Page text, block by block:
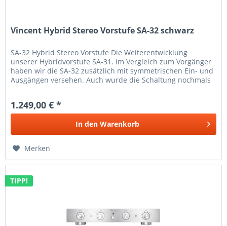
Vincent Hybrid Stereo Vorstufe SA-32 schwarz
SA-32 Hybrid Stereo Vorstufe Die Weiterentwicklung
unserer Hybridvorstufe SA-31. Im Vergleich zum Vorgänger
haben wir die SA-32 zusätzlich mit symmetrischen Ein- und
Ausgängen versehen. Auch wurde die Schaltung nochmals
1.249,00 € *
In den Warenkorb
Merken
TIPP!